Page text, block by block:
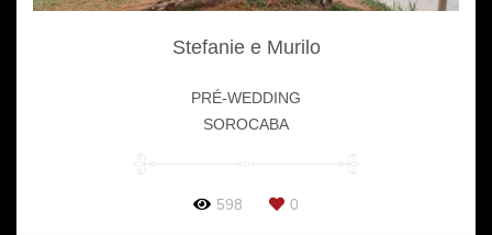
Stefanie e Murilo
PRÉ-WEDDING
SOROCABA
598 0